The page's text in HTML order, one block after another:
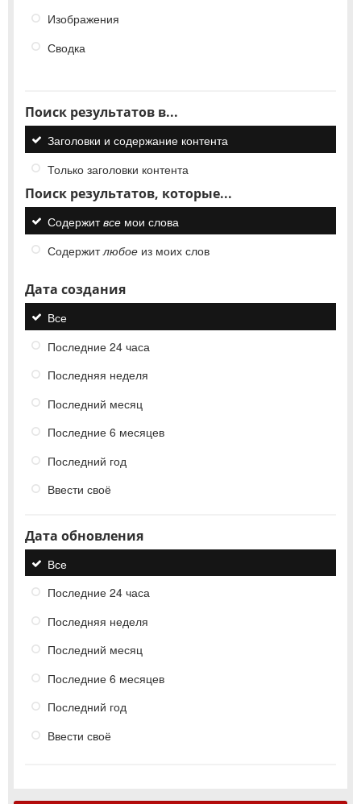
Изображения
Сводка
Поиск результатов в...
Заголовки и содержание контента
Только заголовки контента
Поиск результатов, которые...
Содержитвсе мои слова
Содержитлюбое из моих слов
Дата создания
Все
Последние 24 часа
Последняя неделя
Последний месяц
Последние 6 месяцев
Последний год
Ввести своё
Дата обновления
Все
Последние 24 часа
Последняя неделя
Последний месяц
Последние 6 месяцев
Последний год
Ввести своё